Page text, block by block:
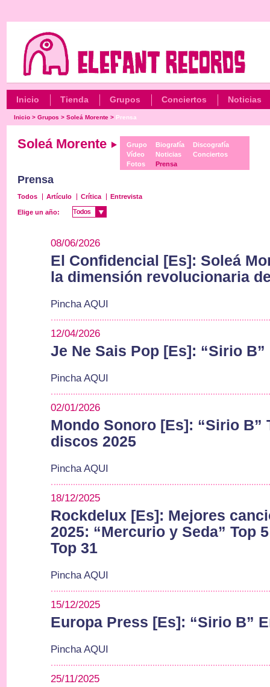
Inicio Tienda Grupos Conciertos Noticias
Inicio >Grupos >Soleá Morente > Prensa
Soleá Morente
Grupo
Vídeo
Fotos
Biografía
Noticias
Prensa
Discografía
Conciertos
Prensa
Todos Artículo Crítica Entrevista
Elige un año: Todos
Todos
08/06/2026
El Confidencial [Es]: Soleá
la dimensión revolucionaria
Pincha AQUI
12/04/2026
Je Ne Sais Pop [Es]: “Sirio
Pincha AQUI
02/01/2026
Mondo Sonoro [Es]: “Sirio B”
discos 2025
Pincha AQUI
18/12/2025
Rockdelux [Es]: Mejores
2025: “Mercurio y Seda” Top
Top 31
Pincha AQUI
15/12/2025
Europa Press [Es]: “Sirio B”
Pincha AQUI
25/11/2025